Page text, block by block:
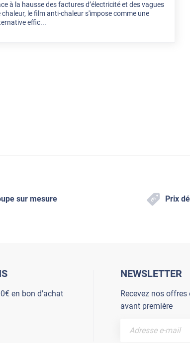
à la hausse des factures d’électricité et des vagues
chaleur, le film anti-chaleur s'impose comme une
effic...
sur mesure Prix
en bon d'achat
NEWSLETTER
Recevez nos offres
avant première